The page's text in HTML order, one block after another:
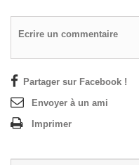
Ecrire un commentaire
Partager sur Facebook !
Envoyer à un ami
Imprimer